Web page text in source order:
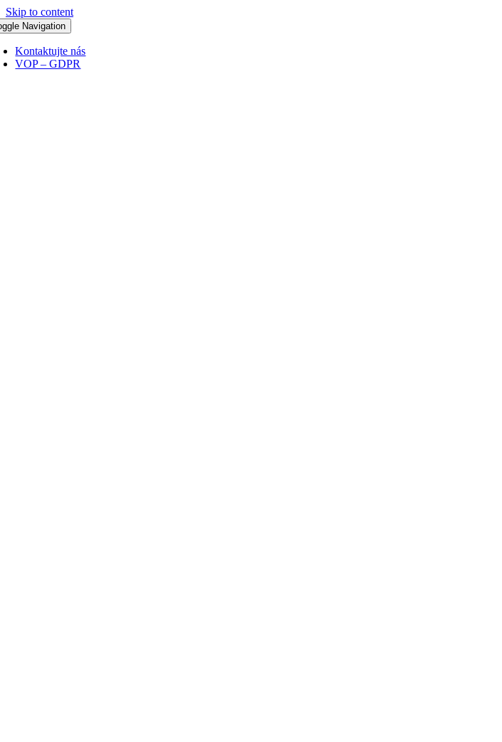
Skip to content
Navigation
Kontaktujte nás
VOP – GDPR